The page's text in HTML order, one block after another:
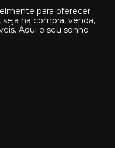
para oferecer
na compra, venda,
Aqui o seu sonho